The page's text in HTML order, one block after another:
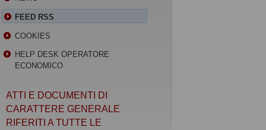
FEED RSS
COOKIES
HELP DESK OPERATORE
ECONOMICO
ATTI E DOCUMENTI DI
CARATTERE GENERALE
RIFERITI A TUTTE LE